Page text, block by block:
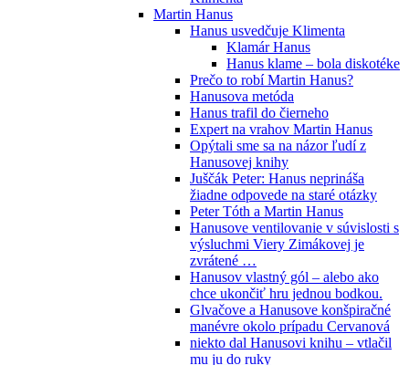
Martin Hanus
Hanus usvedčuje Klimenta
Klamár Hanus
Hanus klame – bola diskotéke
Prečo to robí Martin Hanus?
Hanusova metóda
Hanus trafil do čierneho
Expert na vrahov Martin Hanus
Opýtali sme sa na názor ľudí z
Hanusovej knihy
Juščák Peter: Hanus neprináša
žiadne odpovede na staré otázky
Peter Tóth a Martin Hanus
Hanusove ventilovanie v súvislosti s
výsluchmi Viery Zimákovej je
zvrátené …
Hanusov vlastný gól – alebo ako
chce ukončiť hru jednou bodkou.
Glvačove a Hanusove konšpiračné
manévre okolo prípadu Cervanová
niekto dal Hanusovi knihu – vtlačil
mu ju do ruky